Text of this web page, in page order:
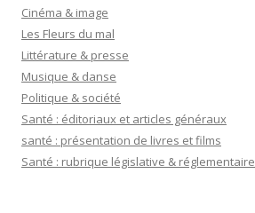
Cinéma & image
Les Fleurs du mal
Littérature & presse
Musique & danse
Politique & société
Santé : éditoriaux et articles généraux
santé : présentation de livres et films
Santé : rubrique législative & réglementaire